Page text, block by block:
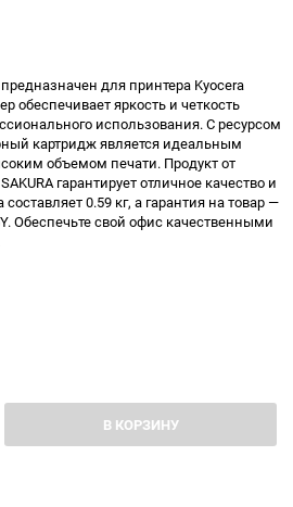
для принтера Kyocera
обеспечивает яркость и четкость
использования. С ресурсом
картридж является идеальным
объемом печати. Продукт от
гарантирует отличное качество и
0.59 кг, а гарантия на товар —
Обеспечьте свой офис качественными
В КОРЗИНУ